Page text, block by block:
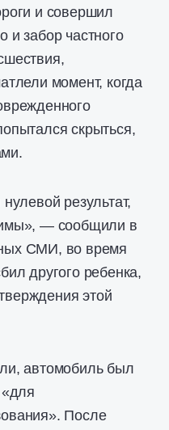
и совершил
и забор частного
момент, когда
скрыться,
результат,
— сообщили в
СМИ, во время
другого ребенка,
этой
автомобиль был
«для
После